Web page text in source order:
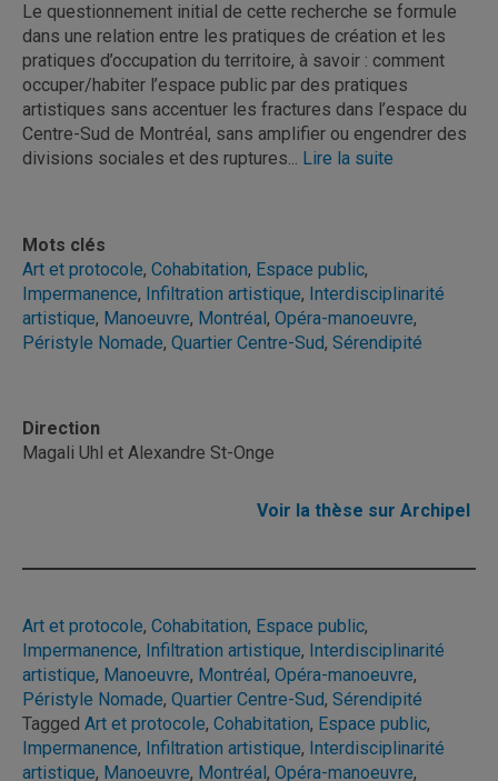
Le questionnement initial de cette recherche se formule
dans une relation entre les pratiques de création et les
pratiques d’occupation du territoire, à savoir : comment
occuper/habiter l’espace public par des pratiques
artistiques sans accentuer les fractures dans l’espace du
Centre-Sud de Montréal, sans amplifier ou engendrer des
divisions sociales et des ruptures... Lire la suite
Mots clés
Art et protocole, Cohabitation, Espace public,
Impermanence, Infiltration artistique, Interdisciplinarité
artistique, Manoeuvre, Montréal, Opéra-manoeuvre,
Péristyle Nomade, Quartier Centre-Sud, Sérendipité
Direction
Magali Uhl et Alexandre St-Onge
Voir la thèse sur Archipel
Art et protocole, Cohabitation, Espace public
Impermanence, Infiltration artistique, Interdisciplinarité
artistique, Manoeuvre, Montréal, Opéra-manoeuvre
Péristyle Nomade, Quartier Centre-Sud, Sérendipité
Tagged Art et protocole, Cohabitation, Espace public,
Impermanence, Infiltration artistique, Interdisciplinarité
artistique, Manoeuvre, Montréal, Opéra-manoeuvre,